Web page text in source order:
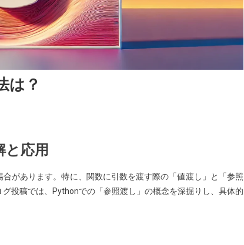
は？
と応用
があります。特に、関数に引数を渡す際の「値渡し」と「参照
投稿では、Pythonでの「参照渡し」の概念を深掘りし、具体的